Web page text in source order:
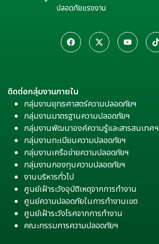
ปลอดภัยแรงงาน
ติดต่อกลุ่มงานภายใน
กลุ่มงานยุทธศาสตร์ความปลอดภัยฯ
กลุ่มงานมาตรฐานความปลอดภัยฯ
กลุ่มงานพัฒนาองค์ความรู้และสารสนเทศฯ
กลุ่มงานทะเบียนความปลอดภัยฯ
กลุ่มงานเครือข่ายความปลอดภัยฯ
กลุ่มงานกองทุนความปลอดภัยฯ
งานบริหารทั่วไป
ศูนย์เฝ้าระวังอุบัติเหตุจากการทำงาน
ศูนย์ความปลอดภัยในการทำงานเขต
ศูนย์เฝ้าระวังโรคจากการทำงาน
คณะกรรมการความปลอดภัยฯ